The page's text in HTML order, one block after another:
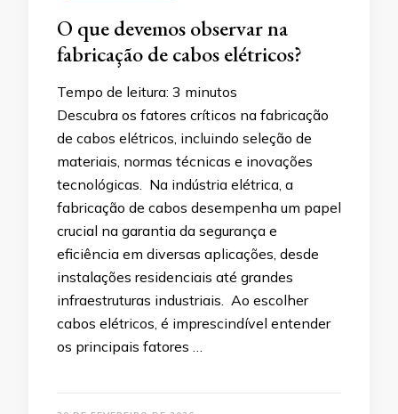
O que devemos observar na
fabricação de cabos elétricos?
Tempo de leitura: 3 minutos
Descubra os fatores críticos na fabricação
de cabos elétricos, incluindo seleção de
materiais, normas técnicas e inovações
tecnológicas. Na indústria elétrica, a
fabricação de cabos desempenha um papel
crucial na garantia da segurança e
eficiência em diversas aplicações, desde
instalações residenciais até grandes
infraestruturas industriais. Ao escolher
cabos elétricos, é imprescindível entender
os principais fatores …